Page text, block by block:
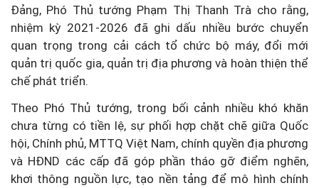
Đảng, Phó Thủ tướng Phạm Thị Thanh Trà cho rằng,
nhiệm kỳ 2021-2026 đã ghi dấu nhiều bước chuyển
quan trọng trong cải cách tổ chức bộ máy, đổi mới
quản trị quốc gia, quản trị địa phương và hoàn thiện thể
chế phát triển.
Theo Phó Thủ tướng, trong bối cảnh nhiều khó khăn
chưa từng có tiền lệ, sự phối hợp chặt chẽ giữa Quốc
hội, Chính phủ, MTTQ Việt Nam, chính quyền địa phương
và HĐND các cấp đã góp phần tháo gỡ điểm nghẽn,
khơi thông nguồn lực, tạo nền tảng để mô hình chính